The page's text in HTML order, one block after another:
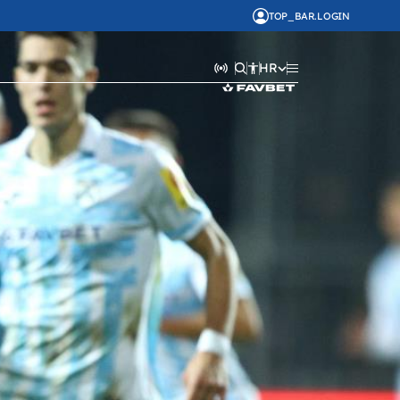
TOP_BAR.LOGIN
HR